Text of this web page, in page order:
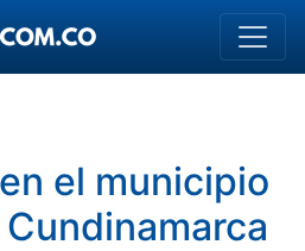
el municipio